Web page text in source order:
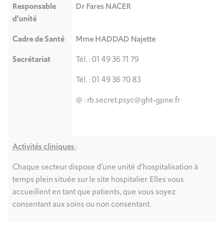
Responsable
d’unité
Dr Fares NACER
Cadre de Santé
Mme HADDAD Najette
Secrétariat
Tél. : 01 49 36 71 79
Tél. : 01 49 36 70 83
@ : rb.secret.psyc@ght-gpne.fr
Activités cliniques :
Chaque secteur dispose d’une unité d’hospitalisation à
temps plein située sur le site hospitalier. Elles vous
accueillent en tant que patients, que vous soyez
consentant aux soins ou non consentant.